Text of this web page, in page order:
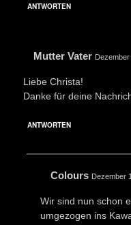
ANTWORTEN
Mutter Vater Dezember
Liebe Christa!
Danke für deine
ANTWORTEN
Colours Dezember
Wir sind nun schon
umgezogen ins